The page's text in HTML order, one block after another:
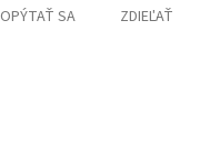
OPÝTAŤ SA ZDIEĽAŤ